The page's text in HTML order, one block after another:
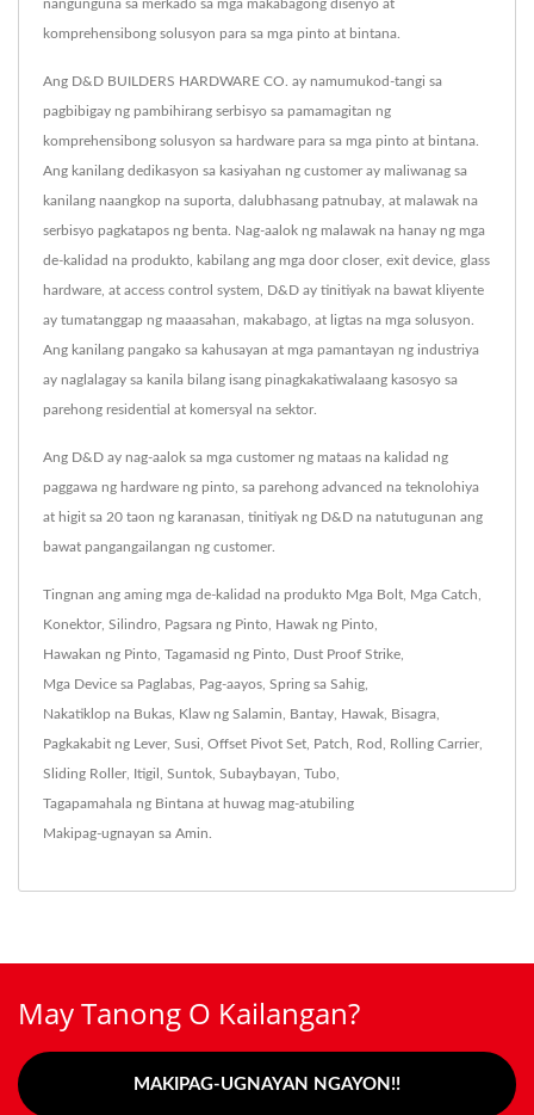
nangunguna sa merkado sa mga makabagong disenyo at
komprehensibong solusyon para sa mga pinto at bintana.
Ang D&D BUILDERS HARDWARE CO. ay namumukod-tangi sa
pagbibigay ng pambihirang serbisyo sa pamamagitan ng
komprehensibong solusyon sa hardware para sa mga pinto at bintana.
Ang kanilang dedikasyon sa kasiyahan ng customer ay maliwanag sa
kanilang naangkop na suporta, dalubhasang patnubay, at malawak na
serbisyo pagkatapos ng benta. Nag-aalok ng malawak na hanay ng mga
de-kalidad na produkto, kabilang ang mga door closer, exit device, glass
hardware, at access control system, D&D ay tinitiyak na bawat kliyente
ay tumatanggap ng maaasahan, makabago, at ligtas na mga solusyon.
Ang kanilang pangako sa kahusayan at mga pamantayan ng industriya
ay naglalagay sa kanila bilang isang pinagkakatiwalaang kasosyo sa
parehong residential at komersyal na sektor.
Ang D&D ay nag-aalok sa mga customer ng mataas na kalidad ng
paggawa ng hardware ng pinto, sa parehong advanced na teknolohiya
at higit sa 20 taon ng karanasan, tinitiyak ng D&D na natutugunan ang
bawat pangangailangan ng customer.
Tingnan ang aming mga de-kalidad na produkto Mga Bolt Mga Catch
Konektor, Silindro Pagsara ng Pinto Hawak ng Pinto
Hawakan ng Pinto Tagamasid ng Pinto Dust Proof Strike
Mga Device sa Paglabas Pag-aayos Spring sa Sahig
Nakatiklop na Bukas Klaw ng Salamin Bantay Hawak Bisagra
Pagkakabit ng Lever, Susi Offset Pivot Set Patch Rod Rolling Carrier,
Sliding Roller, Itigil Suntok Subaybayan Tubo
Tagapamahala ng Bintana at huwag mag-atubiling
Makipag-ugnayan sa Amin
May Tanong O Kailangan?
MAKIPAG-UGNAYAN NGAYON!!